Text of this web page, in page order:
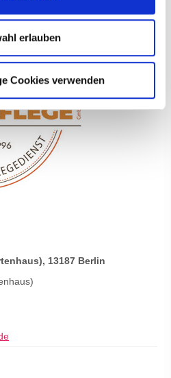
erlauben
Cookies verwenden
13187 Berlin